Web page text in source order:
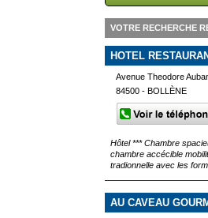
VOTRE RECHERCHE
HOTEL
Avenue Theodore
84500 - BOLLÈNE
Hôtel *** Chambre
chambre accécible
tradionnelle avec les
AU CAVEAU